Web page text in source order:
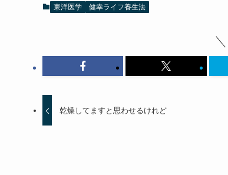
東洋医学 健幸ライフ養生法
乾燥してますと思わせるけれど